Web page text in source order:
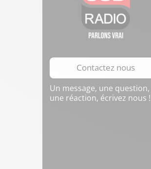
Contactez nous
Un message, une question,
une réaction, écrivez nous !